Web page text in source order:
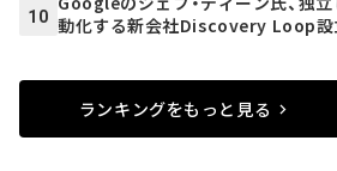
10 動化する新会社Discovery Loop設
ランキングをもっと見る